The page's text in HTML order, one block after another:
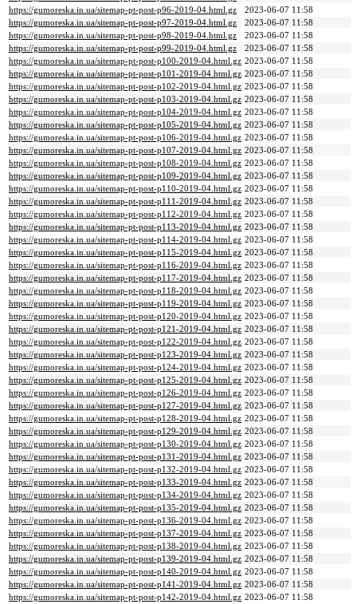
https://gumoreska.in.ua/sitemap-pt-post-p96-2019-04.html.gz
2023-06-07 11:58
https://gumoreska.in.ua/sitemap-pt-post-p97-2019-04.html.gz
2023-06-07 11:58
https://gumoreska.in.ua/sitemap-pt-post-p98-2019-04.html.gz
2023-06-07 11:58
https://gumoreska.in.ua/sitemap-pt-post-p99-2019-04.html.gz
2023-06-07 11:58
https://gumoreska.in.ua/sitemap-pt-post-p100-2019-04.html.gz 2023-06-07 11:58
https://gumoreska.in.ua/sitemap-pt-post-p101-2019-04.html.gz 2023-06-07 11:58
https://gumoreska.in.ua/sitemap-pt-post-p102-2019-04.html.gz 2023-06-07 11:58
https://gumoreska.in.ua/sitemap-pt-post-p103-2019-04.html.gz 2023-06-07 11:58
https://gumoreska.in.ua/sitemap-pt-post-p104-2019-04.html.gz 2023-06-07 11:58
https://gumoreska.in.ua/sitemap-pt-post-p105-2019-04.html.gz 2023-06-07 11:58
https://gumoreska.in.ua/sitemap-pt-post-p106-2019-04.html.gz 2023-06-07 11:58
https://gumoreska.in.ua/sitemap-pt-post-p107-2019-04.html.gz 2023-06-07 11:58
https://gumoreska.in.ua/sitemap-pt-post-p108-2019-04.html.gz 2023-06-07 11:58
https://gumoreska.in.ua/sitemap-pt-post-p109-2019-04.html.gz 2023-06-07 11:58
https://gumoreska.in.ua/sitemap-pt-post-p110-2019-04.html.gz 2023-06-07 11:58
https://gumoreska.in.ua/sitemap-pt-post-p111-2019-04.html.gz 2023-06-07 11:58
https://gumoreska.in.ua/sitemap-pt-post-p112-2019-04.html.gz 2023-06-07 11:58
https://gumoreska.in.ua/sitemap-pt-post-p113-2019-04.html.gz 2023-06-07 11:58
https://gumoreska.in.ua/sitemap-pt-post-p114-2019-04.html.gz 2023-06-07 11:58
https://gumoreska.in.ua/sitemap-pt-post-p115-2019-04.html.gz 2023-06-07 11:58
https://gumoreska.in.ua/sitemap-pt-post-p116-2019-04.html.gz 2023-06-07 11:58
https://gumoreska.in.ua/sitemap-pt-post-p117-2019-04.html.gz 2023-06-07 11:58
https://gumoreska.in.ua/sitemap-pt-post-p118-2019-04.html.gz 2023-06-07 11:58
https://gumoreska.in.ua/sitemap-pt-post-p119-2019-04.html.gz 2023-06-07 11:58
https://gumoreska.in.ua/sitemap-pt-post-p120-2019-04.html.gz 2023-06-07 11:58
https://gumoreska.in.ua/sitemap-pt-post-p121-2019-04.html.gz 2023-06-07 11:58
https://gumoreska.in.ua/sitemap-pt-post-p122-2019-04.html.gz 2023-06-07 11:58
https://gumoreska.in.ua/sitemap-pt-post-p123-2019-04.html.gz 2023-06-07 11:58
https://gumoreska.in.ua/sitemap-pt-post-p124-2019-04.html.gz 2023-06-07 11:58
https://gumoreska.in.ua/sitemap-pt-post-p125-2019-04.html.gz 2023-06-07 11:58
https://gumoreska.in.ua/sitemap-pt-post-p126-2019-04.html.gz 2023-06-07 11:58
https://gumoreska.in.ua/sitemap-pt-post-p127-2019-04.html.gz 2023-06-07 11:58
https://gumoreska.in.ua/sitemap-pt-post-p128-2019-04.html.gz 2023-06-07 11:58
https://gumoreska.in.ua/sitemap-pt-post-p129-2019-04.html.gz 2023-06-07 11:58
https://gumoreska.in.ua/sitemap-pt-post-p130-2019-04.html.gz 2023-06-07 11:58
https://gumoreska.in.ua/sitemap-pt-post-p131-2019-04.html.gz 2023-06-07 11:58
https://gumoreska.in.ua/sitemap-pt-post-p132-2019-04.html.gz 2023-06-07 11:58
https://gumoreska.in.ua/sitemap-pt-post-p133-2019-04.html.gz 2023-06-07 11:58
https://gumoreska.in.ua/sitemap-pt-post-p134-2019-04.html.gz 2023-06-07 11:58
https://gumoreska.in.ua/sitemap-pt-post-p135-2019-04.html.gz 2023-06-07 11:58
https://gumoreska.in.ua/sitemap-pt-post-p136-2019-04.html.gz 2023-06-07 11:58
https://gumoreska.in.ua/sitemap-pt-post-p137-2019-04.html.gz 2023-06-07 11:58
https://gumoreska.in.ua/sitemap-pt-post-p138-2019-04.html.gz 2023-06-07 11:58
https://gumoreska.in.ua/sitemap-pt-post-p139-2019-04.html.gz 2023-06-07 11:58
https://gumoreska.in.ua/sitemap-pt-post-p140-2019-04.html.gz 2023-06-07 11:58
https://gumoreska.in.ua/sitemap-pt-post-p141-2019-04.html.gz 2023-06-07 11:58
https://gumoreska.in.ua/sitemap-pt-post-p142-2019-04.html.gz 2023-06-07 11:58